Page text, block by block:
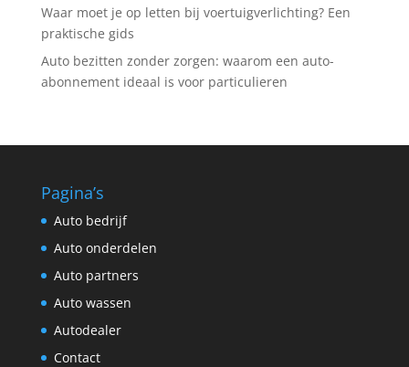
Waar moet je op letten bij voertuigverlichting? Een
praktische gids
Auto bezitten zonder zorgen: waarom een auto-
abonnement ideaal is voor particulieren
Pagina’s
Auto bedrijf
Auto onderdelen
Auto partners
Auto wassen
Autodealer
Contact